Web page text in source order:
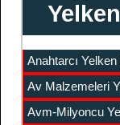
Anahtarcı Yelken
Av Malzemeleri
Avm-Milyoncu